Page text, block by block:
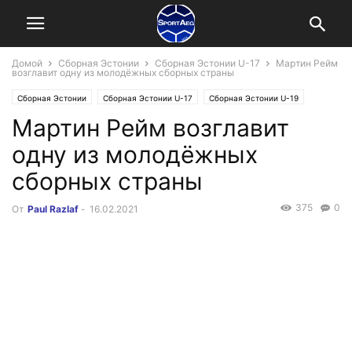
Домой Сборная Эстонии Сборная Эстонии U-17
Мартин Рейм
возглавит одну из молодёжных сборных страны
Сборная Эстонии Сборная Эстонии U-17 Сборная Эстонии U-19
Сборная Эстонии U-21 Сборная Эстонии U-23
Мартин Рейм возглавит
одну из молодёжных
сборных страны
От Paul Razlaf - 16.02.2021 0
375